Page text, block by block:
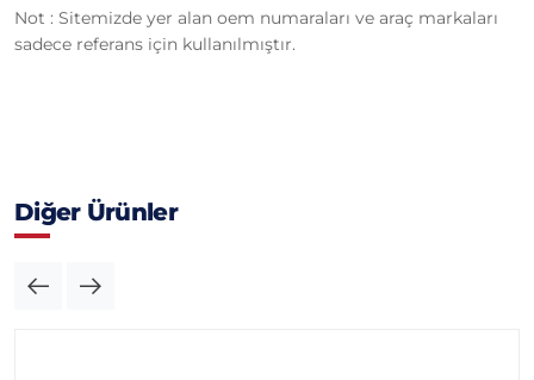
Not : Sitemizde yer alan oem numaraları ve araç markaları
sadece referans için kullanılmıştır.
Diğer Ürünler